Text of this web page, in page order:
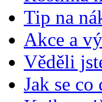
Tip na
Akce a
Věděli
Jak se co